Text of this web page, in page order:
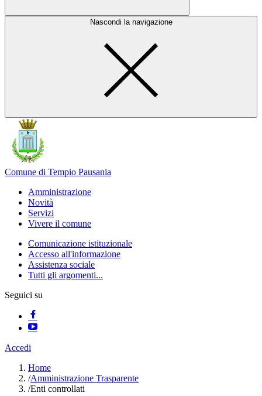
Nascondi la navigazione
Comune di Tempio Pausania
Amministrazione
Novità
Servizi
Vivere il comune
Comunicazione istituzionale
Accesso all'informazione
Assistenza sociale
Tutti gli argomenti...
Seguici su
Accedi
Home
/Amministrazione Trasparente
/Enti controllati